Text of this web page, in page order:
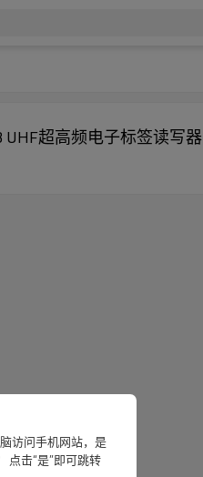
超高频电子标签读写器
访问手机网站，是
点击“是”即可跳转